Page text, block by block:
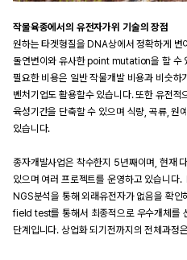
작물육종에서의 유전자가위 기술의 장점
원하는 타겟형질을 DNA상에서 정확하게 변
돌연변이와 유사한 point mutation을 할 수
필요한 비용은 일반 작물개발 비용과 비슷하
벤처기업도 활용할수 있습니다. 또한 유전적
육성기간을 단축할 수 있으며 식량, 곡류, 원
있습니다.
종자개발사업은 착수한지 5년째이며, 현재
있으며 여러 프로젝트를 운영하고 있습니다.
NGS분석을 통해 외래유전자가 없음을 확
field test를 통해서 최종적으로 우수개체를
단계입니다. 상업화 되기전까지의 전체과정